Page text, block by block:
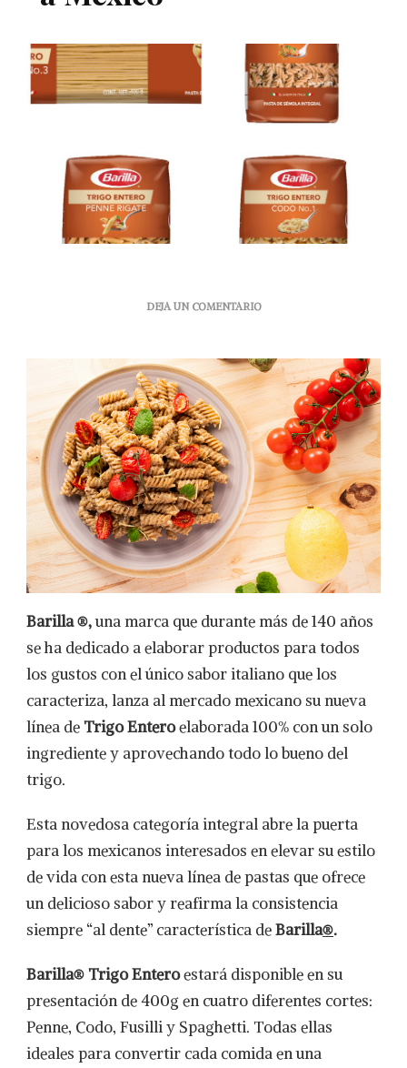
DEJA UN COMENTARIOEN
ENTERO
LA
LÍNEA
DE
PASTAS
INTEGRALES
LLEGA
A
MÉXICO
Barilla ®,una marca que durante más de 140 años
se ha dedicado a elaborar productos para todos
los gustos con el único sabor italiano que los
caracteriza, lanza al mercado mexicano su nueva
línea deTrigo Enteroelaborada 100% con un solo
ingrediente y aprovechando todo lo bueno del
trigo.
Esta novedosa categoría integral abre la puerta
para los mexicanos interesados en elevar su estilo
de vida con esta nueva línea de pastas que ofrece
un delicioso sabor y reafirma la consistencia
siempre “al dente” característica deBarilla®.
Barilla® Trigo Enteroestará disponible en su
presentación de 400g en cuatro diferentes cortes:
Penne, Codo, Fusilli y Spaghetti. Todas ellas
ideales para convertir cada comida en una